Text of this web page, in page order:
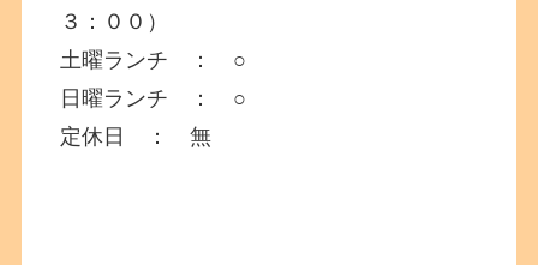
３：００）
土曜ランチ ： ○
日曜ランチ ： ○
定休日 ： 無